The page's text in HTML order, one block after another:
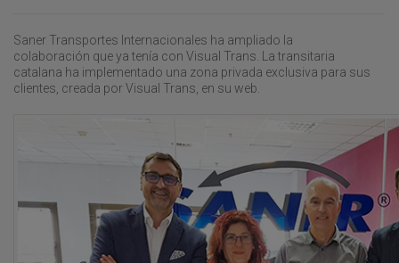
Saner Transportes Internacionales ha ampliado la
colaboración que ya tenía con Visual Trans. La transitaria
catalana ha implementado una zona privada exclusiva para sus
clientes, creada por Visual Trans, en su web.